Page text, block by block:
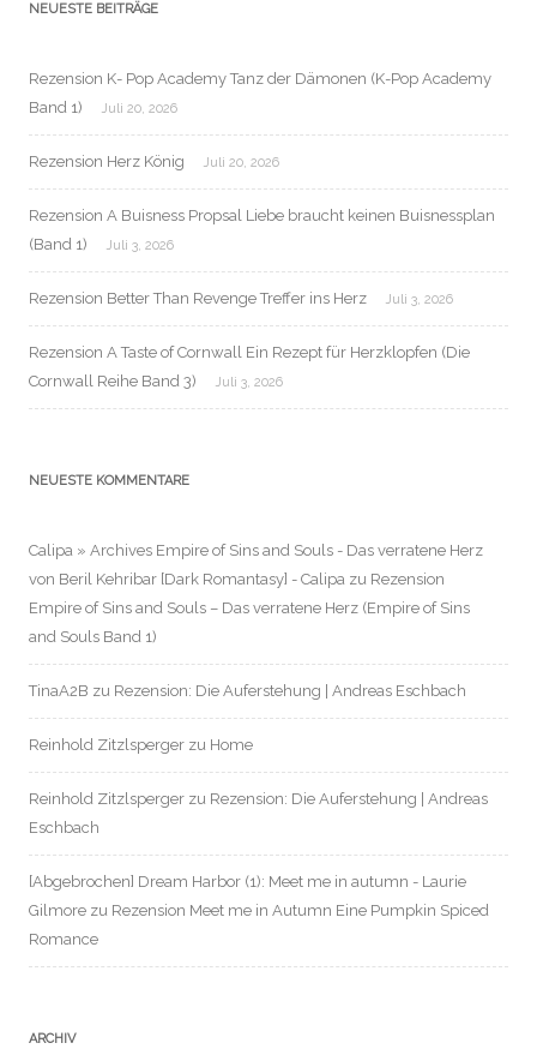
NEUESTE BEITRÄGE
Rezension K- Pop Academy Tanz der Dämonen (K-Pop Academy
Band 1)
Juli 20, 2026
Rezension Herz König Juli 20, 2026
Rezension A Buisness Propsal Liebe braucht keinen Buisnessplan
(Band 1)
Juli 3, 2026
Rezension Better Than Revenge Treffer ins Herz Juli 3, 2026
Rezension A Taste of Cornwall Ein Rezept für Herzklopfen (Die
Cornwall Reihe Band 3)
Juli 3, 2026
NEUESTE KOMMENTARE
Calipa » Archives Empire of Sins and Souls - Das verratene Herz
von Beril Kehribar [Dark Romantasy] - Calipa zu Rezension
Empire of Sins and Souls – Das verratene Herz (Empire of Sins
and Souls Band 1)
TinaA2B zu Rezension: Die Auferstehung | Andreas Eschbach
Reinhold Zitzlsperger zu Home
Reinhold Zitzlsperger zu Rezension: Die Auferstehung | Andreas
Eschbach
[Abgebrochen] Dream Harbor (1): Meet me in autumn - Laurie
Gilmore zu Rezension Meet me in Autumn Eine Pumpkin Spiced
Romance
ARCHIV